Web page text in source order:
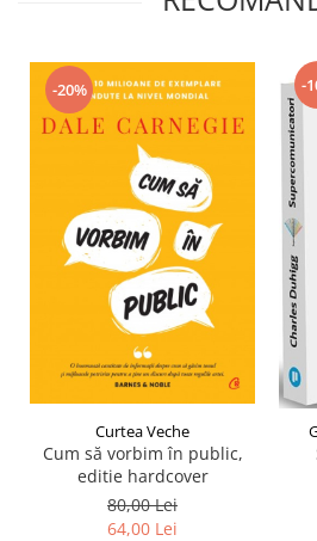
-20%
Curtea Veche
Cum să vorbim în public,
editie hardcover
80,00 Lei
64,00 Lei
-